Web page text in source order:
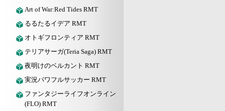
Art of War:Red Tides RMT
るるたるイデア RMT
オトギフロンティア RMT
テリアサーガ(Teria Saga) RMT
夜明けのベルカント RMT
実況パワフルサッカー RMT
ファンタジーライフオンライン
(FLO) RMT